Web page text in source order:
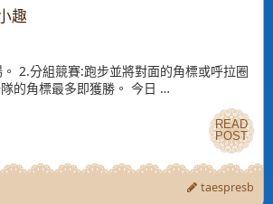
趣
2.分組競賽:跑步並將對面的角標或呼拉圈
的角標最多即獲勝。 今日 …
READ
POST
READ
POST
taespresb